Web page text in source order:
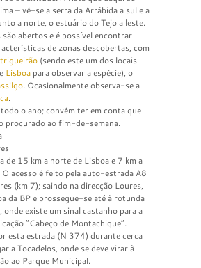
– vê-se a serra da Arrábida a sul e a
a norte, o estuário do Tejo a leste.
abertos e é possível encontrar
de zonas descobertas, com
trigueirão (sendo este um dos locais
Lisboa para observar a espécie), o
. Ocasionalmente observa-se a
.
todo o ano; convém ter em conta que
procurado ao fim-de-semana.
de 15 km a norte de Lisboa e 7 km a
acesso é feito pela auto-estrada A8
(km 7); saindo na direcção Loures,
da BP e prossegue-se até à rotunda
onde existe um sinal castanho para a
“Cabeço de Montachique”.
esta estrada (N 374) durante cerca
a Tocadelos, onde se deve virar à
ao Parque Municipal.